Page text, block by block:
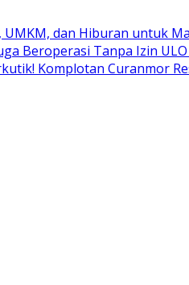
dan Hiburan untuk
Beroperasi Tanpa Izin
Komplotan Curanmor